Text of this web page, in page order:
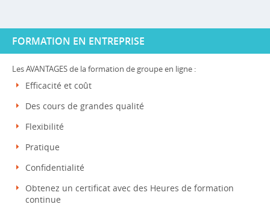
FORMATION EN ENTREPRISE
Les AVANTAGES de la formation de groupe en ligne :
Efficacité et coût
Des cours de grandes qualité
Flexibilité
Pratique
Confidentialité
Obtenez un certificat avec des Heures de formation
continue